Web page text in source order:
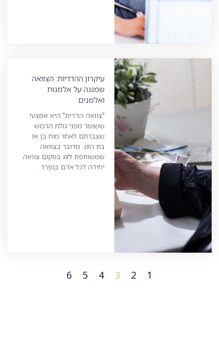
עיקרון ההדדיות: הצוואה
שמגנה על אלמנות
ואלמנים
"צוואה הדדית" היא אמצעי
ששומר מפני גזלת הרכוש
שצברתם לאחר מות בן או
בת הזוג. מדובר בצוואה
שמשותפת לזוג במקום צוואה
יחידה לכל אדם בנפרד.
1
2
3
4
5
6